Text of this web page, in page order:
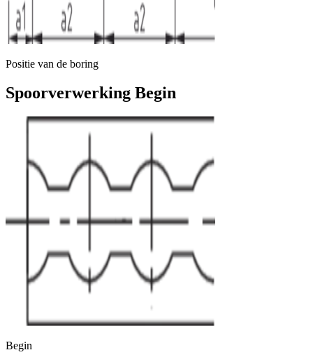
Positie van de boring
Spoorverwerking Begin
Begin